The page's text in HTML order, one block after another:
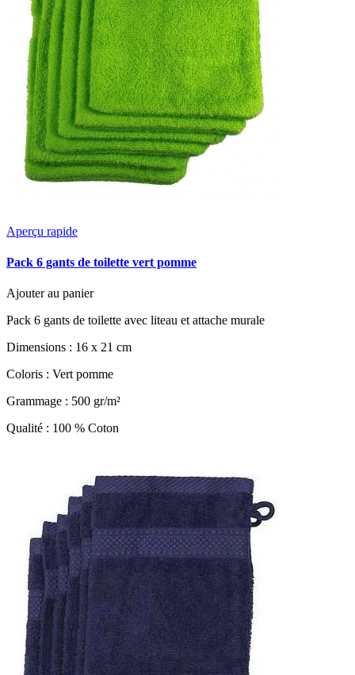
Aperçu rapide
Pack 6 gants de toilette vert pomme
Ajouter au panier
Pack 6 gants de toilette avec liteau et attache murale
Dimensions : 16 x 21 cm
Coloris : Vert pomme
Grammage : 500 gr/m²
Qualité : 100 % Coton